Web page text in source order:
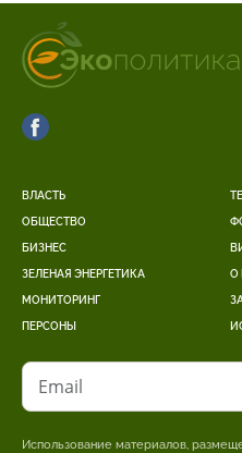
ВЛАСТЬ
ОБЩЕСТВО
БИЗНЕС
ЗЕЛЕНАЯ ЭНЕРГЕТИКА
МОНИТОРИНГ
ПЕРСОНЫ
О
Email
Использование материалов,